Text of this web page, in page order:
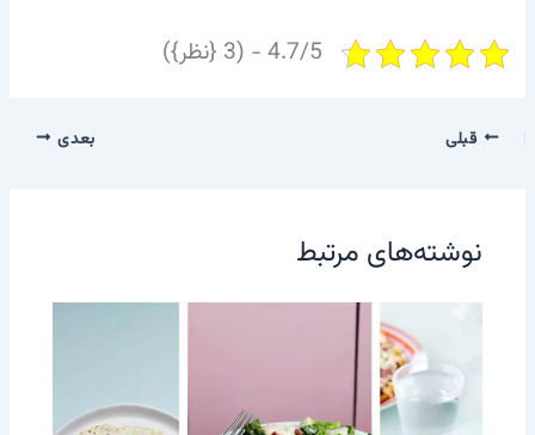
4.7/5 - (3 {نظر})
قبلی بعدی
نوشته‌های مرتبط